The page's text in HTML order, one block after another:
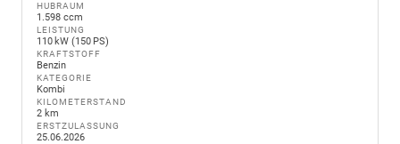
HUBRAUM
1.598 ccm
LEISTUNG
110 kW (150 PS)
KRAFTSTOFF
Benzin
KATEGORIE
Kombi
KILOMETERSTAND
2 km
ERSTZULASSUNG
25.06.2026